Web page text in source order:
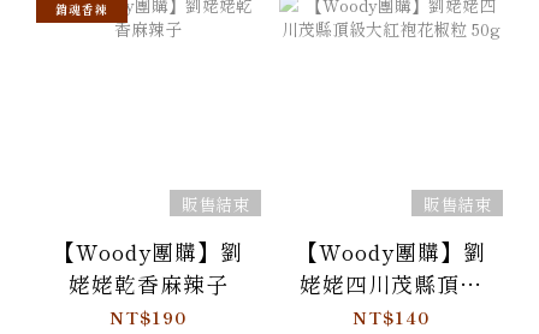
銷魂香辣
販售結束
【Woody團購】劉
姥姥乾香麻辣子
NT$190
販售結束
【Woody團購】劉
姥姥四川茂縣頂級
大紅袍花椒粒 50g
NT$140